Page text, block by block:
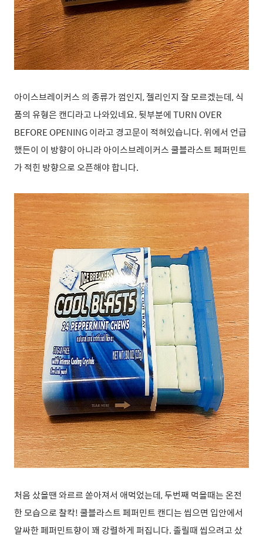
아이스브레이커스 의 종류가 껌인지, 젤리인지 잘 모르겠는데, 식
품의 유형은 캔디라고 나와있네요. 뒷부분에 TURN OVER
BEFORE OPENING 이라고 경고문이 적혀있습니다. 위에서 언급
했든이 이 방향이 아니라 아이스브레이커스 쿨블라스트 페퍼민트
가 적힌 방향으로 오픈해야 합니다.
처음 샀을땐 와르르 쏟아져서 애먹었는데, 두번째 먹을때는 온전
한 모습으로 찰칵! 쿨블라스트 페퍼민트 캔디는 씹으면 입안에서
알싸한 페퍼민트향이 꽤 강렬하게 퍼집니다. 졸릴때 씹으려고 샀